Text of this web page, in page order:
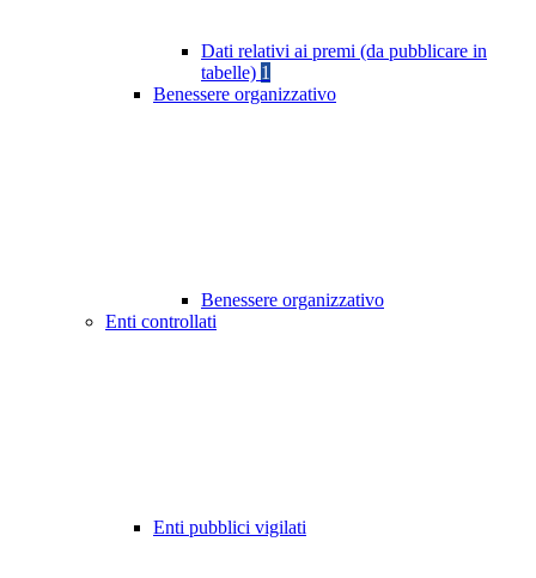
Dati relativi ai premi (da pubblicare in
tabelle) 1
Benessere organizzativo
Benessere organizzativo
Enti controllati
Enti pubblici vigilati